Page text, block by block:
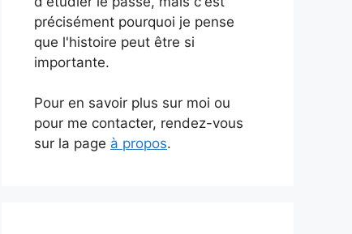
précisément pourquoi je pense
que l'histoire peut être si
importante.
Pour en savoir plus sur moi ou
pour me contacter, rendez-vous
sur la page à propos.